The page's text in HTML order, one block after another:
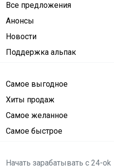
Все предложения
Анонсы
Новости
Поддержка альпак
Самое выгодное
Хиты продаж
Самое желанное
Самое быстрое
Начать зарабатывать с 24-ok